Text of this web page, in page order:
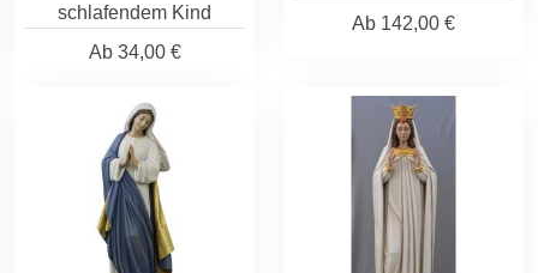
schlafendem Kind
Ab34,00 €
Ab 142,00 €